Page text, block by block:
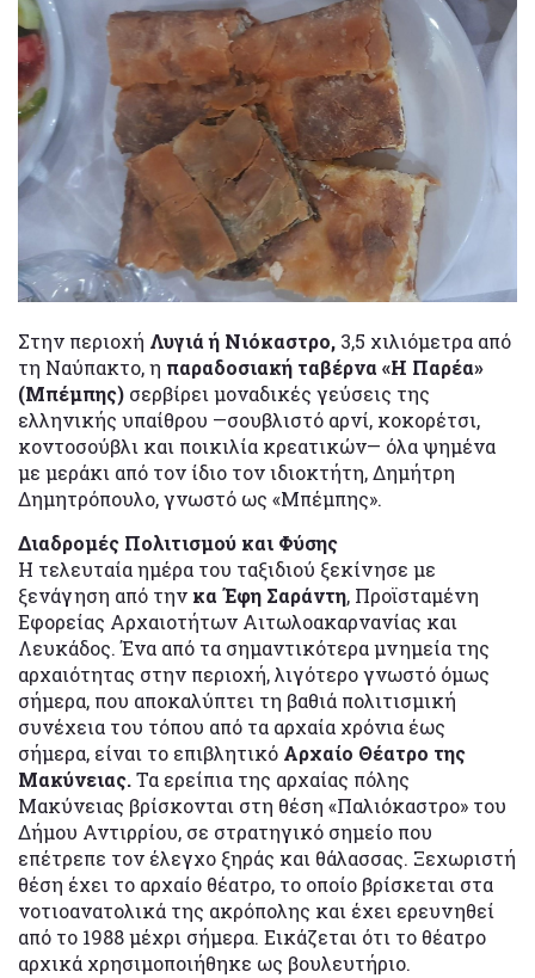
Στην περιοχή Λυγιά ή Νιόκαστρο, 3,5 χιλιόμετρα από
τη Ναύπακτο, η παραδοσιακή ταβέρνα «Η Παρέα»
(Μπέμπης) σερβίρει μοναδικές γεύσεις της
ελληνικής υπαίθρου —σουβλιστό αρνί, κοκορέτσι,
κοντοσούβλι και ποικιλία κρεατικών— όλα ψημένα
με μεράκι από τον ίδιο τον ιδιοκτήτη, Δημήτρη
Δημητρόπουλο, γνωστό ως «Μπέμπης».
Διαδρομές Πολιτισμού και Φύσης
Η τελευταία ημέρα του ταξιδιού ξεκίνησε με
ξενάγηση από την κα Έφη Σαράντη, Προϊσταμένη
Εφορείας Αρχαιοτήτων Αιτωλοακαρνανίας και
Λευκάδος. Ένα από τα σημαντικότερα μνημεία της
αρχαιότητας στην περιοχή, λιγότερο γνωστό όμως
σήμερα, που αποκαλύπτει τη βαθιά πολιτισμική
συνέχεια του τόπου από τα αρχαία χρόνια έως
σήμερα, είναι το επιβλητικό Αρχαίο Θέατρο της
Μακύνειας.Τα ερείπια της αρχαίας πόλης
Μακύνειας βρίσκονται στη θέση «Παλιόκαστρο» του
Δήμου Αντιρρίου, σε στρατηγικό σημείο που
επέτρεπε τον έλεγχο ξηράς και θάλασσας. Ξεχωριστή
θέση έχει το αρχαίο θέατρο, το οποίο βρίσκεται στα
νοτιοανατολικά της ακρόπολης και έχει ερευνηθεί
από το 1988 μέχρι σήμερα. Εικάζεται ότι το θέατρο
αρχικά χρησιμοποιήθηκε ως βουλευτήριο.